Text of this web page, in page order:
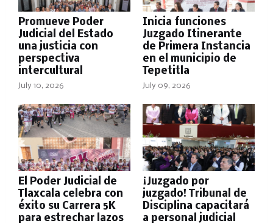
Promueve Poder
Judicial del Estado
una justicia con
perspectiva
intercultural
July 10, 2026
Inicia funciones
Juzgado Itinerante
de Primera Instancia
en el municipio de
Tepetitla
July 09, 2026
El Poder Judicial de
Tlaxcala celebra con
éxito su Carrera 5K
para estrechar lazos
¡Juzgado por
juzgado! Tribunal de
Disciplina capacitará
a personal judicial